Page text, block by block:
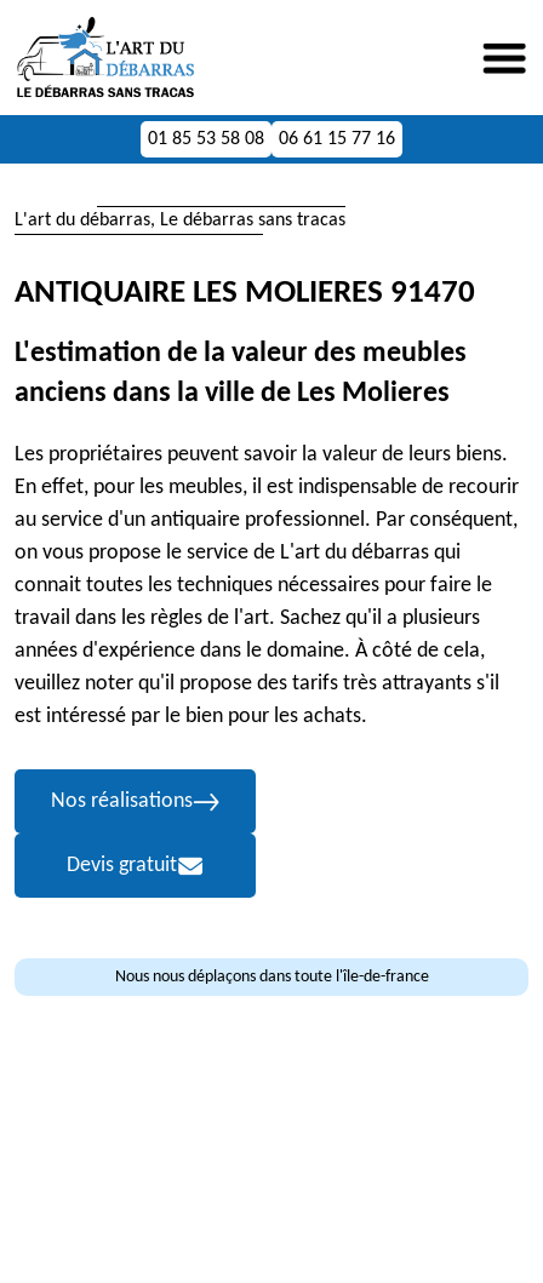
01 85 53 58 08 06 61 15 77 16
L'art du débarras, Le débarras sans tracas
ANTIQUAIRE LES MOLIERES 91470
L'estimation de la valeur des meubles
anciens dans la ville de Les Molieres
Les propriétaires peuvent savoir la valeur de leurs biens.
En effet, pour les meubles, il est indispensable de recourir
au service d'un antiquaire professionnel. Par conséquent,
on vous propose le service de L'art du débarras qui
connait toutes les techniques nécessaires pour faire le
travail dans les règles de l'art. Sachez qu'il a plusieurs
années d'expérience dans le domaine. À côté de cela,
veuillez noter qu'il propose des tarifs très attrayants s'il
est intéressé par le bien pour les achats.
Nos réalisations
Devis gratuit
Nous nous déplaçons dans toute l'île-de-france